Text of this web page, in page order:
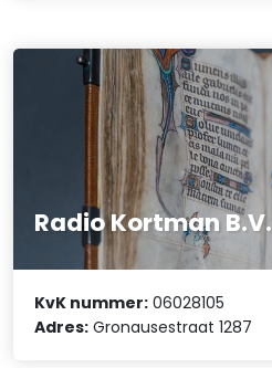
Radio Kortman B.V.
KvK nummer: 06028105
Adres: Gronausestraat 1287